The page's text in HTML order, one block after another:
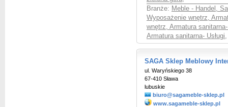
Branże: Meble - Handel,
Wyposażenie wnętrz,
wnętrz, Armatura
Armatura sanitarna- Usługi,
SAGA Sklep Meblowy
ul. Waryńskiego 38
67-410 Sława
lubuskie
biuro@sagameble-sklep.pl
www.sagameble-sklep.pl